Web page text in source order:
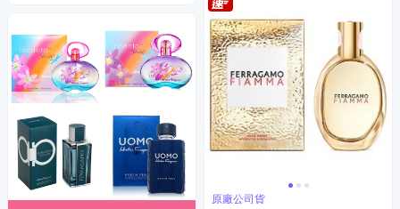
原廠公司貨